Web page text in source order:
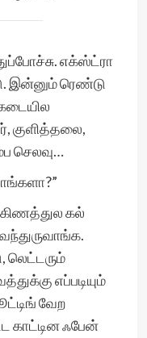
எக்ஸ்ட்ரா
இன்னும் ரெண்டு
குளித்தலை,
செலவு…
கிணத்துல கல்
லெட்டரும்
எப்படியும்
வேற
காட்டின ஃபேன்